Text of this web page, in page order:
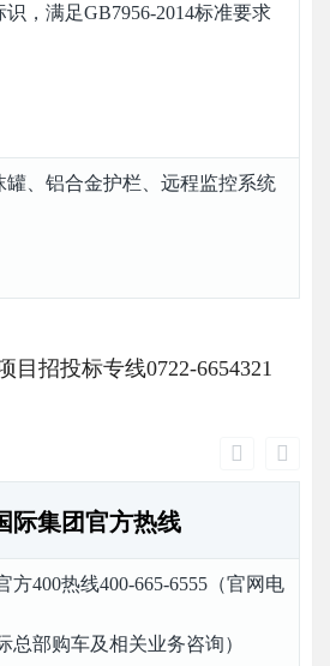
，满足GB7956-2014标准要求
罐、铝合金护栏、远程监控系统
目招投标专线0722-6654321
际集团官方热线
方400热线400-665-6555（官网电
总部购车及相关业务咨询）